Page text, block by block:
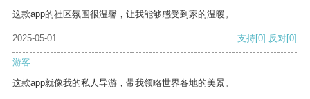
这款app的社区氛围很温馨，让我能够感受到家的温暖。
2025-05-01 支持[0] 反对[0]
游客
这款app就像我的私人导游，带我领略世界各地的美景。